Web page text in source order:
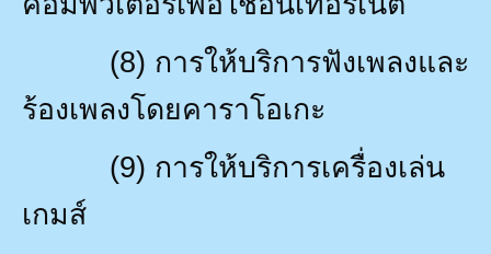
(8) การให้บริการฟังเพลงและ
ร้องเพลงโดยคาราโอเกะ
(9) การให้บริการเครื่องเล่น
เกมส์